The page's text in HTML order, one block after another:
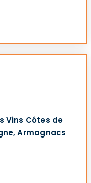
Vins Côtes de
Armagnacs